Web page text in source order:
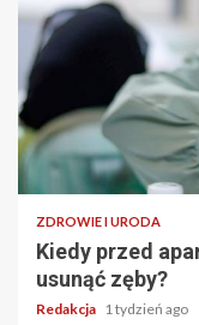
ZDROWIE I URODA
Kiedy przed
usunąć zęby?
Redakcja 1 tydzień ago